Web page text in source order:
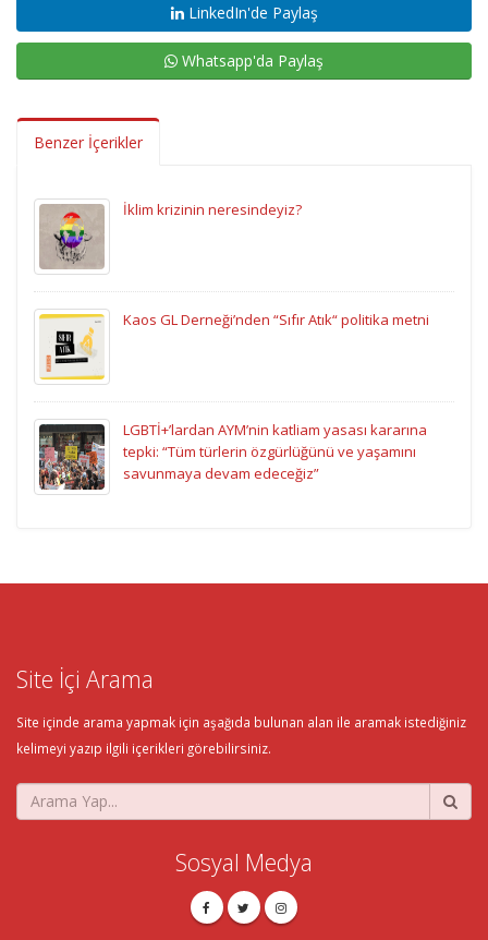
LinkedIn'de Paylaş
Whatsapp'da Paylaş
Benzer İçerikler
İklim krizinin neresindeyiz?
Kaos GL Derneği’nden “Sıfır Atık“ politika metni
LGBTİ+’lardan AYM’nin katliam yasası kararına
tepki: “Tüm türlerin özgürlüğünü ve yaşamını
savunmaya devam edeceğiz”
Site İçi Arama
Site içinde arama yapmak için aşağıda bulunan alan ile aramak istediğiniz
kelimeyi yazıp ilgili içerikleri görebilirsiniz.
Sosyal Medya